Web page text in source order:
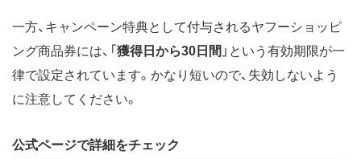
一方、キャンペーン特典として付与されるヤフーショッピ
ング商品券には、「 獲得日から30日間 」という有効期限が一
律で設定されています。かなり短いので、失効しないよう
に注意してください。
公式ページで詳細をチェック